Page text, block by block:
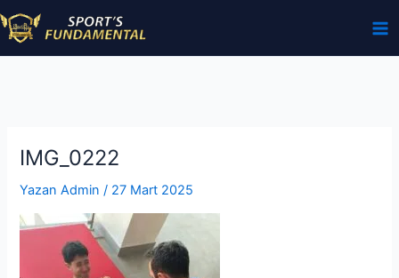
İçeriğe
atla
IMG_0222
Yazan Admin/ 27 Mart 2025